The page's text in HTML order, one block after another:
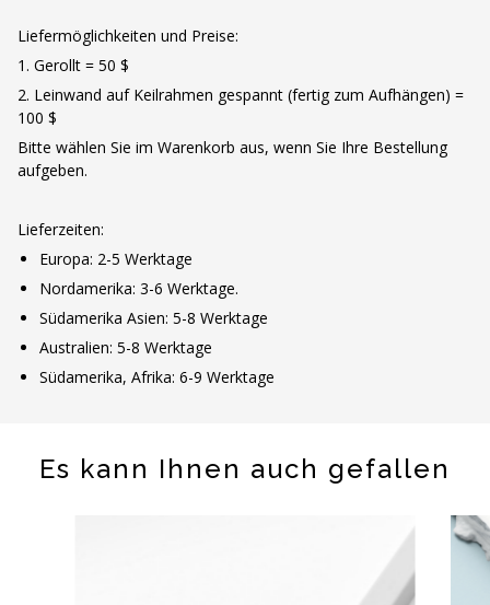
Liefermöglichkeiten und Preise:
1. Gerollt = 50 $
2. Leinwand auf Keilrahmen gespannt (fertig zum Aufhängen) =
100 $
Bitte wählen Sie im Warenkorb aus, wenn Sie Ihre Bestellung
aufgeben.
Lieferzeiten:
Europa: 2-5 Werktage
Nordamerika: 3-6 Werktage.
Südamerika Asien: 5-8 Werktage
Australien: 5-8 Werktage
Südamerika, Afrika: 6-9 Werktage
Es kann Ihnen auch gefallen